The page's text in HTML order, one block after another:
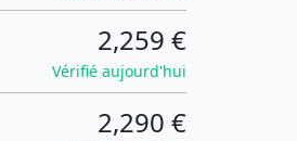
2,259 €
Vérifié aujourd'hui
2,290 €